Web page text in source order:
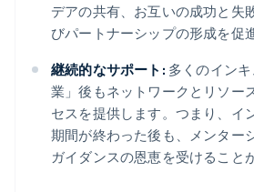
デアの共有、お互いの成功と失
びパートナーシップの形成を促
継続的なサポート: 多くのイン
業」後もネットワークとリソー
セスを提供します。つまり、イ
期間が終わった後も、メンター
ガイダンスの恩恵を受けること